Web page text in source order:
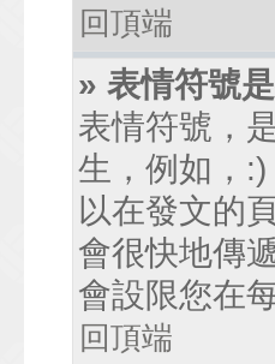
回頂端
» 表情符號
表情符號，
生，例如，
以在發文的
會很快地傳
會設限您在
回頂端